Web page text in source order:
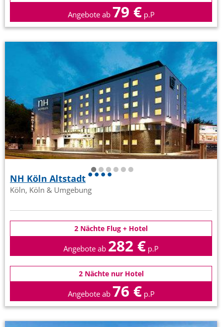
Angebote ab 79 € p.P
NH Köln Altstadt
Köln, Köln & Umgebung
2 Nächte Flug + Hotel
Angebote ab 282 € p.P
2 Nächte nur Hotel
Angebote ab 76 € p.P